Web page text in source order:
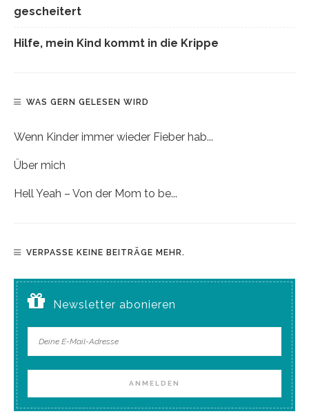
gescheitert
Hilfe, mein Kind kommt in die Krippe
WAS GERN GELESEN WIRD
Wenn Kinder immer wieder Fieber hab...
Über mich
Hell Yeah – Von der Mom to be...
VERPASSE KEINE BEITRÄGE MEHR.
Newsletter abonieren